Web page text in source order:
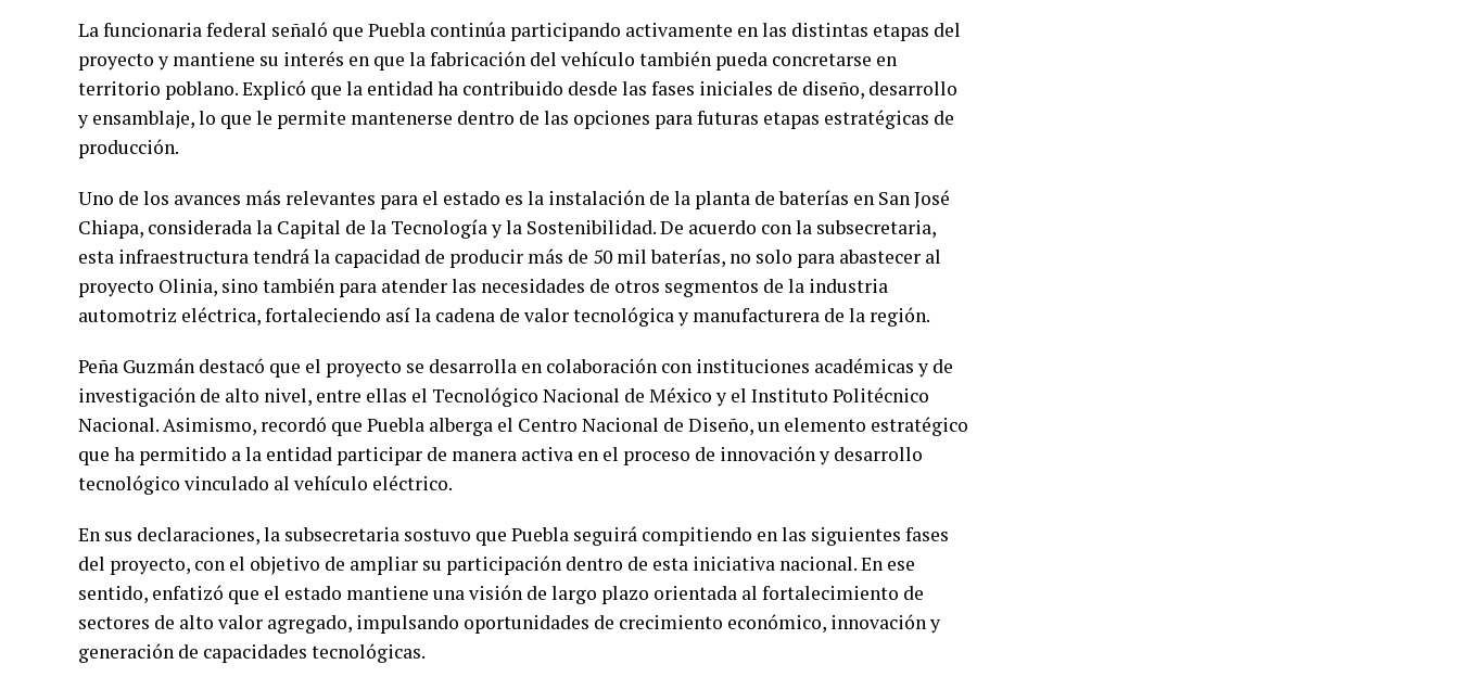
La funcionaria federal señaló que Puebla continúa participando activamente en las distintas etapas del
proyecto y mantiene su interés en que la fabricación del vehículo también pueda concretarse en
territorio poblano. Explicó que la entidad ha contribuido desde las fases iniciales de diseño, desarrollo
y ensamblaje, lo que le permite mantenerse dentro de las opciones para futuras etapas estratégicas de
producción.
Uno de los avances más relevantes para el estado es la instalación de la planta de baterías en San José
Chiapa, considerada la Capital de la Tecnología y la Sostenibilidad. De acuerdo con la subsecretaria,
esta infraestructura tendrá la capacidad de producir más de 50 mil baterías, no solo para abastecer al
proyecto Olinia, sino también para atender las necesidades de otros segmentos de la industria
automotriz eléctrica, fortaleciendo así la cadena de valor tecnológica y manufacturera de la región.
Peña Guzmán destacó que el proyecto se desarrolla en colaboración con instituciones académicas y de
investigación de alto nivel, entre ellas el Tecnológico Nacional de México y el Instituto Politécnico
Nacional. Asimismo, recordó que Puebla alberga el Centro Nacional de Diseño, un elemento estratégico
que ha permitido a la entidad participar de manera activa en el proceso de innovación y desarrollo
tecnológico vinculado al vehículo eléctrico.
En sus declaraciones, la subsecretaria sostuvo que Puebla seguirá compitiendo en las siguientes fases
del proyecto, con el objetivo de ampliar su participación dentro de esta iniciativa nacional. En ese
sentido, enfatizó que el estado mantiene una visión de largo plazo orientada al fortalecimiento de
sectores de alto valor agregado, impulsando oportunidades de crecimiento económico, innovación y
generación de capacidades tecnológicas.